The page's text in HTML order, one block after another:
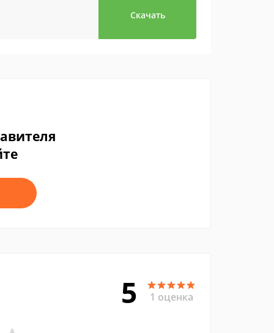
Скачать
5 1 оценка